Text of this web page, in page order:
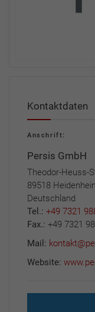
Kontaktdaten
Anschrift:
Persis GmbH
Theodor-Heuss-
89518
Deutschland
Tel.: +49 7321
Fax.: +49 7321
Mail:
Website: